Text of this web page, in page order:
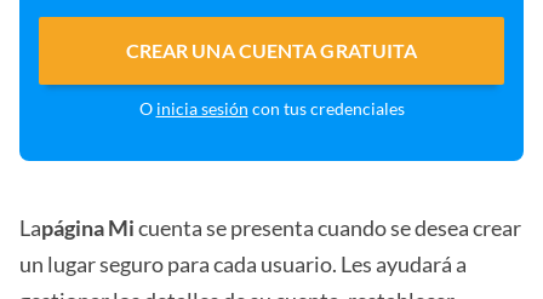
CREAR UNA CUENTA GRATUITA
O inicia sesión con tus credenciales
Lapágina Micuenta se presenta cuando se desea crear
un lugar seguro para cada usuario. Les ayudará a